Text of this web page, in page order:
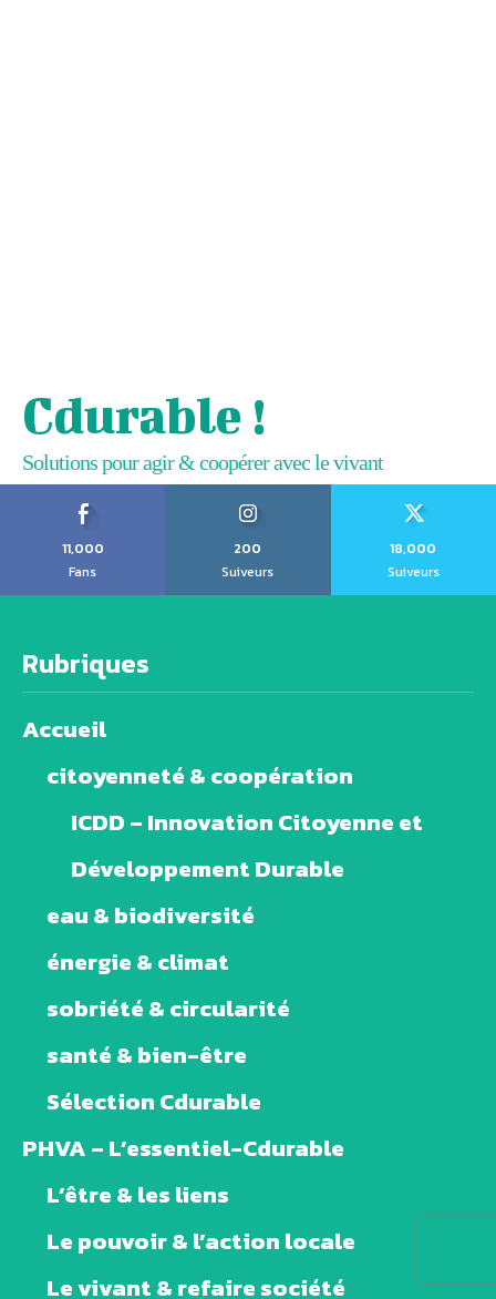
Cdurable !
Solutions pour agir & coopérer avec le vivant
11,000
Fans
200
Suiveurs
18,000
Suiveurs
Rubriques
Accueil
citoyenneté & coopération
ICDD – Innovation Citoyenne et
Développement Durable
eau & biodiversité
énergie & climat
sobriété & circularité
santé & bien-être
Sélection Cdurable
PHVA – L’essentiel-Cdurable
L’être & les liens
Le pouvoir & l’action locale
Le vivant & refaire société